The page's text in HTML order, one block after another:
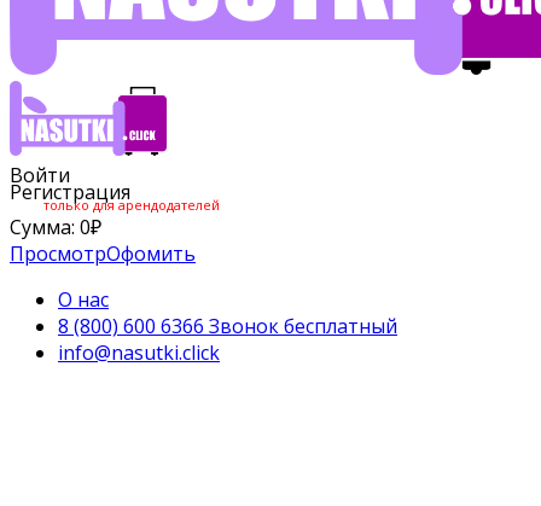
Войти
Регистрация
только для арендодателей
Сумма: 0₽
ПросмотрОфомить
О нас
8 (800) 600 6366 Звонок бесплатный
info@nasutki.click